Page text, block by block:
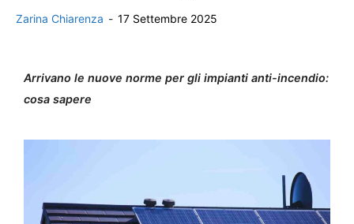
Zarina Chiarenza - 17 Settembre 2025
Arrivano le nuove norme per gli impianti anti-incendio:
cosa sapere